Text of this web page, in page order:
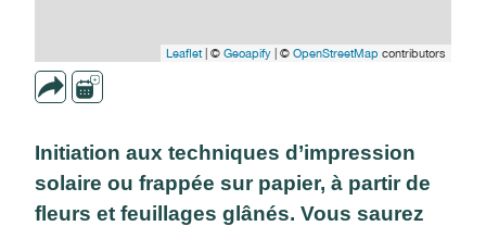
Leaflet| © Geoapify | © OpenStreetMap contributors
Initiation aux techniques d’impression
solaire ou frappée sur papier, à partir de
fleurs et feuillages glânés. Vous saurez